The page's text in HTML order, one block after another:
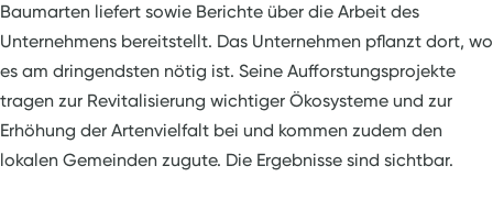
Baumarten liefert sowie Berichte über die Arbeit des
Unternehmens bereitstellt. Das Unternehmen pflanzt dort, wo
es am dringendsten nötig ist. Seine Aufforstungsprojekte
tragen zur Revitalisierung wichtiger Ökosysteme und zur
Erhöhung der Artenvielfalt bei und kommen zudem den
lokalen Gemeinden zugute. Die Ergebnisse sind sichtbar.